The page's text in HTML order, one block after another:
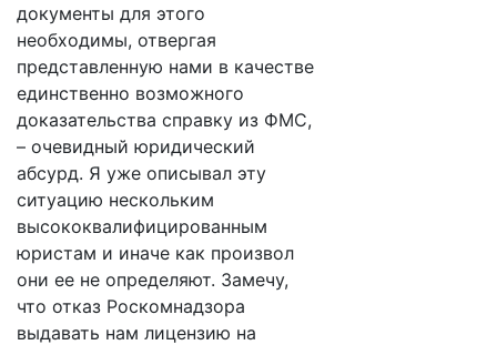
документы для этого
необходимы, отвергая
представленную нами в качестве
единственно возможного
доказательства справку из ФМС,
– очевидный юридический
абсурд. Я уже описывал эту
ситуацию нескольким
высококвалифицированным
юристам и иначе как произвол
они ее не определяют. Замечу,
что отказ Роскомнадзора
выдавать нам лицензию на